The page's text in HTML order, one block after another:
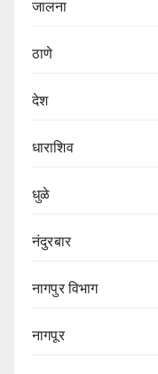
जालना
ठाणे
देश
धाराशिव
धुळे
नंदुरबार
नागपुर‌ विभाग‌
नागपूर